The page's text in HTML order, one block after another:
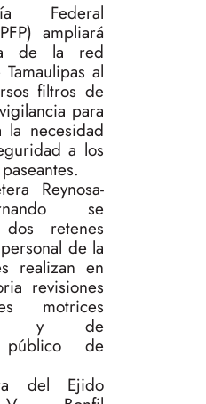
Federal
ampliará
de la red
al
filtros de
para
la necesidad
a los
Reynosa-
se
dos retenes
de la
realizan en
revisiones
motrices
y de
público de
del Ejido